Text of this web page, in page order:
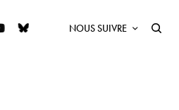
NOUS SUIVRE